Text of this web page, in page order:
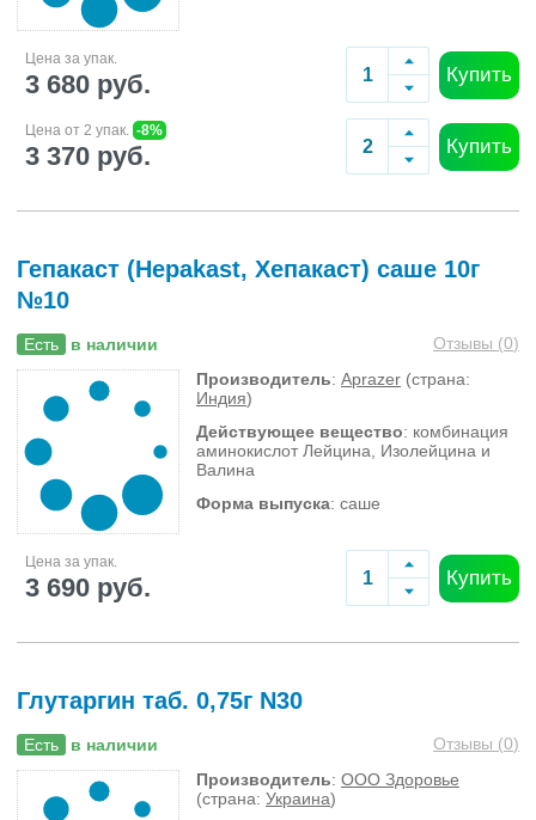
Цена за упак.
3 680 руб. Купить
Цена от 2 упак. -8%
3 370 руб. Купить
Гепакаст (Hepakast, Хепакаст) саше 10г
№10
Есть в наличии Отзывы (0)
Производитель: Aprazer (страна:
Индия)
Действующее вещество: комбинация
аминокислот Лейцина, Изолейцина и
Валина
Форма выпуска: саше
Цена за упак.
3 690 руб. Купить
Глутаргин таб. 0,75г N30
Есть в наличии Отзывы (0)
Производитель: ООО Здоровье
(страна: Украина)